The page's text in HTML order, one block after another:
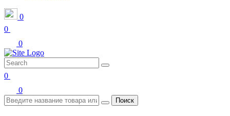
0
0
0
0
0
Поиск